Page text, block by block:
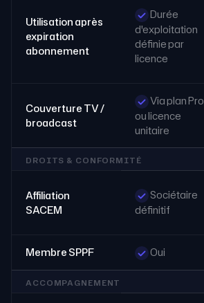
Utilisation après
expiration
abonnement
Durée
d'exploitation
définie par
licence
Couverture TV /
broadcast
Via plan Pro
ou licence
unitaire
DROITS & CONFORMITÉ
Affiliation
SACEM
Sociétaire
définitif
Membre SPPF Oui
ACCOMPAGNEMENT